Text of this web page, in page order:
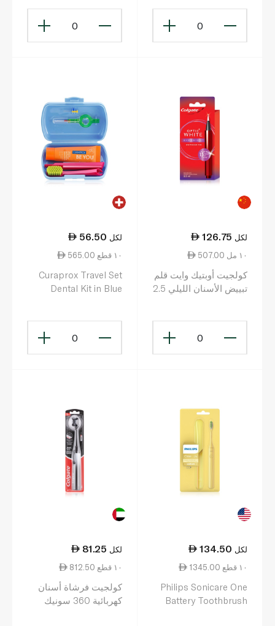
0
0
126.75 لكل
507.00 ١٠ مل
كولجيت أوبتيك وايت قلم
تبييض الأسنان الليلي 2.5
0
56.50 لكل
565.00 ١٠ قطع
Curaprox Travel Set
Dental Kit in Blue
0
134.50 لكل
1345.00 ١٠ قطع
Philips Sonicare One
Battery Toothbrush
81.25 لكل
812.50 ١٠ قطع
كولجيت فرشاة أسنان
كهربائية 360 سونيك